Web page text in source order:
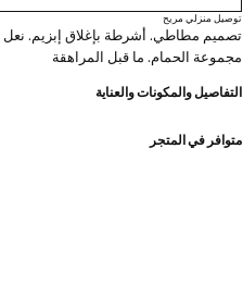
توصيل منزلي مريح
تصميم مطاطي. أشرطة بإغلاق إبزيم.
مجموعة الحمام. ما قبل المراهقة
التفاصيل والمكونات والعناية
متوافر في المتجر